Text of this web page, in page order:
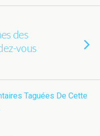
des
vous
Taguées De Cette